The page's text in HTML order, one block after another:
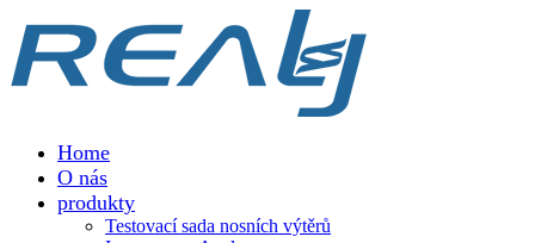
Home
O nás
produkty
Testovací sada nosních výtěrů